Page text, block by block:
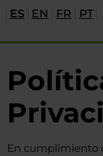
ES EN FR PT
En cumplimiento